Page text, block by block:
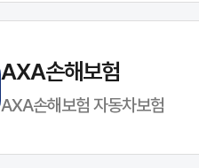
AXA손해보험
AXA손해보험 자동차보험